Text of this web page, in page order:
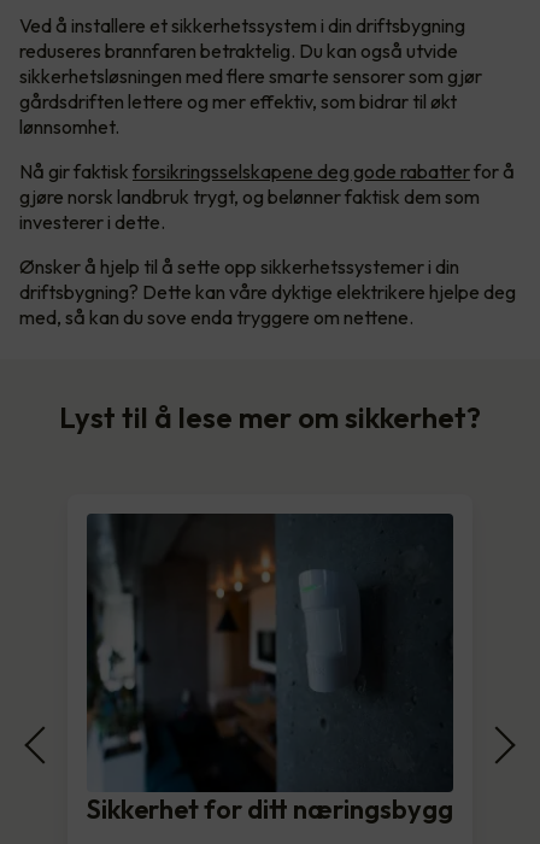
Ved å installere et sikkerhetssystem i din driftsbygning
reduseres brannfaren betraktelig. Du kan også utvide
sikkerhetsløsningen med flere smarte sensorer som gjør
gårdsdriften lettere og mer effektiv, som bidrar til økt
lønnsomhet.
Nå gir faktisk forsikringsselskapene deg gode rabatterfor å
gjøre norsk landbruk trygt, og belønner faktisk dem som
investerer i dette.
Ønsker å hjelp til å sette opp sikkerhetssystemer i din
driftsbygning? Dette kan våre dyktige elektrikere hjelpe deg
med, så kan du sove enda tryggere om nettene.
Lyst til å lese mer om sikkerhet?
Sikkerhet for ditt næringsbygg